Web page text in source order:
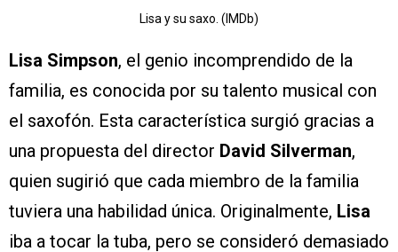
Lisa y su saxo. (IMDb)
Lisa Simpson, el genio incomprendido de la
familia, es conocida por su talento musical con
el saxofón. Esta característica surgió gracias a
una propuesta del director David Silverman,
quien sugirió que cada miembro de la familia
tuviera una habilidad única. Originalmente, Lisa
iba a tocar la tuba, pero se consideró demasiado